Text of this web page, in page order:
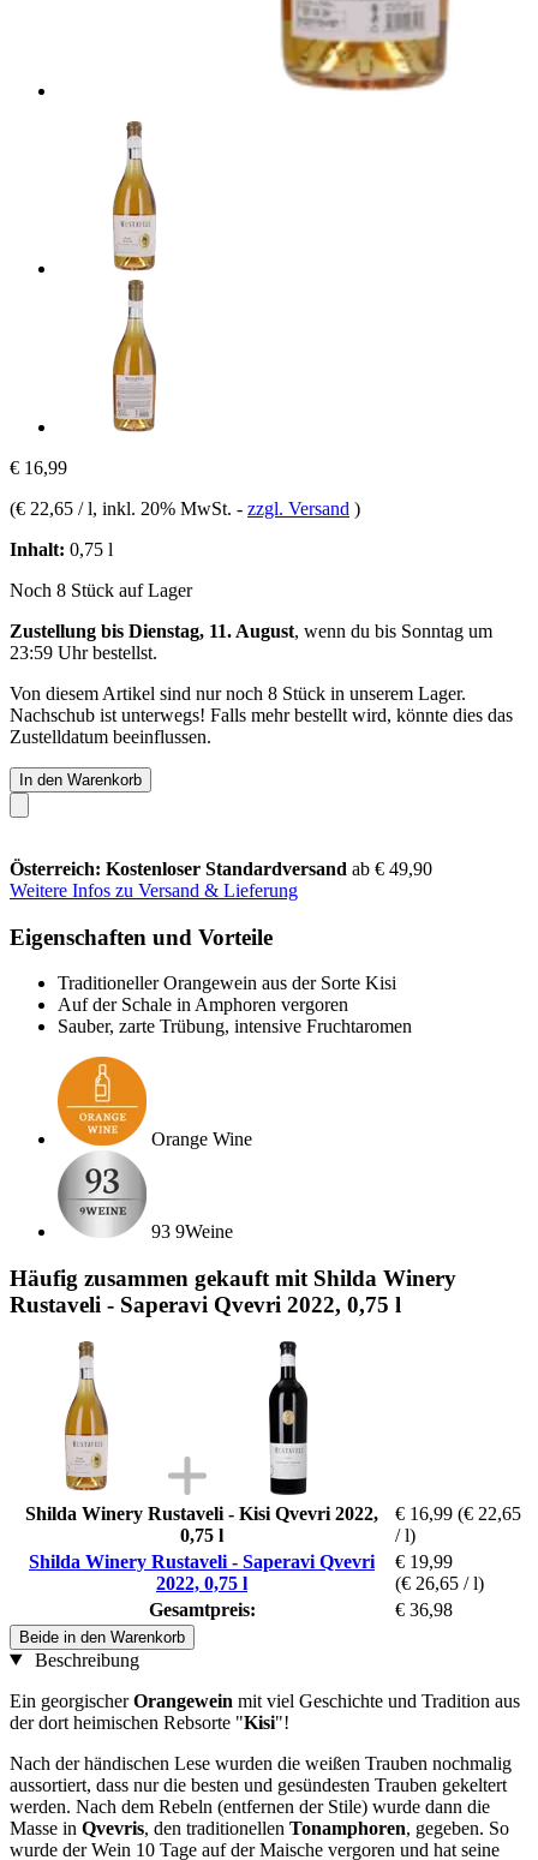
€ 16,99
(€ 22,65 / l, inkl. 20% MwSt. - zzgl. Versand )
Inhalt: 0,75 l
Noch 8 Stück auf Lager
Zustellung bis Dienstag, 11. August, wenn du bis Sonntag um
23:59 Uhrbestellst.
Von diesem Artikel sind nur noch 8 Stück in unserem Lager.
Nachschub ist unterwegs! Falls mehr bestellt wird, könnte dies das
Zustelldatum beeinflussen.
In den Warenkorb
Österreich: Kostenloser Standardversand ab € 49,90
Weitere Infos zu Versand & Lieferung
Eigenschaften und Vorteile
Traditioneller Orangewein aus der Sorte Kisi
Auf der Schale in Amphoren vergoren
Sauber, zarte Trübung, intensive Fruchtaromen
Orange Wine
93 9Weine
Häufig zusammen gekauft mit Shilda Winery
Rustaveli - Saperavi Qvevri 2022, 0,75 l
Shilda Winery Rustaveli - Kisi Qvevri 2022,
0,75 l
€ 16,99 (€ 22,65
/ l)
Shilda Winery Rustaveli - Saperavi Qvevri
2022, 0,75 l
€ 19,99
(€ 26,65 / l)
Gesamtpreis:
€ 36,98
Beide in den Warenkorb
Beschreibung
Ein georgischerOrangewein mit viel Geschichte und Tradition aus
der dort heimischen Rebsorte "Kisi"!
Nach der händischen Lese wurden die weißen Trauben nochmalig
aussortiert, dass nur die besten und gesündesten Trauben gekeltert
werden. Nach dem Rebeln (entfernen der Stile) wurde dann die
Masse in Qvevris, den traditionellen Tonamphoren, gegeben. So
wurde der Wein 10 Tage auf der Maische vergoren und hat seine